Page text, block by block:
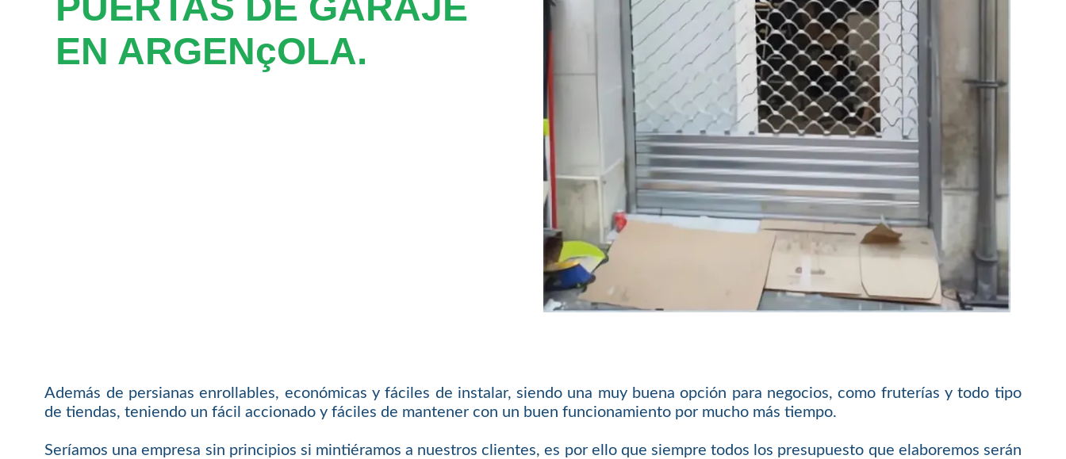
EN ARGENçOLA.
Además de persianas enrollables, económicas y fáciles de instalar, siendo una muy buena opción para negocios, como fruterías y todo tipo
de tiendas, teniendo un fácil accionado y fáciles de mantener con un buen funcionamiento por mucho más tiempo.
Seríamos una empresa sin principios si mintiéramos a nuestros clientes, es por ello que siempre todos los presupuesto que elaboremos serán